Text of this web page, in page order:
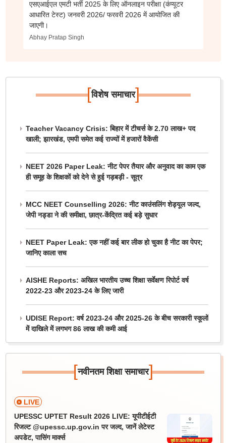
एसएआईएल एमटी भर्ती 2025 के लिए ऑनलाइन परीक्षा (कंप्यूटर
आधारित टेस्ट) जनवरी 2026/ फरवरी 2026 में आयोजित की
जाएगी।
Abhay Pratap Singh
[विशेष समाचार]
Teacher Vacancy Crisis: बिहार में टीचर्स के 2.70 लाख+ पद
खाली; झारखंड, एमपी समेत कई राज्यों में हजारों वैकेंसी
NEET 2026 Paper Leak: नीट पेपर तैयार और अनुवाद का काम एक
ही समूह के शिक्षकों को देने से हुई गड़बड़ी - सूत्र
MCC NEET Counselling 2026: नीट काउंसलिंग शेड्यूल जल्द,
जेपी नड्डा ने की समीक्षा, छात्र-केंद्रित कई बड़े सुधार
NEET Paper Leak: एक नहीं कई बार लीक हो चुका है नीट का पेपर;
जानिए काला सच
AISHE Reports: अखिल भारतीय उच्च शिक्षा सर्वेक्षण रिपोर्ट वर्ष
2022-23 और 2023-24 के लिए जारी
UDISE Report: वर्ष 2023-24 और 2025-26 के बीच सरकारी स्कूलों
में दाखिले में लगभग 86 लाख की कमी आई
[नवीनतम शिक्षा समाचार]
LIVE
UPESSC UPTET Result 2026 LIVE: यूपीटीईटी
रिजल्ट @upessc.up.gov.in पर जल्द, जानें लेटेस्ट
अपडेट, पासिंग मार्क्स